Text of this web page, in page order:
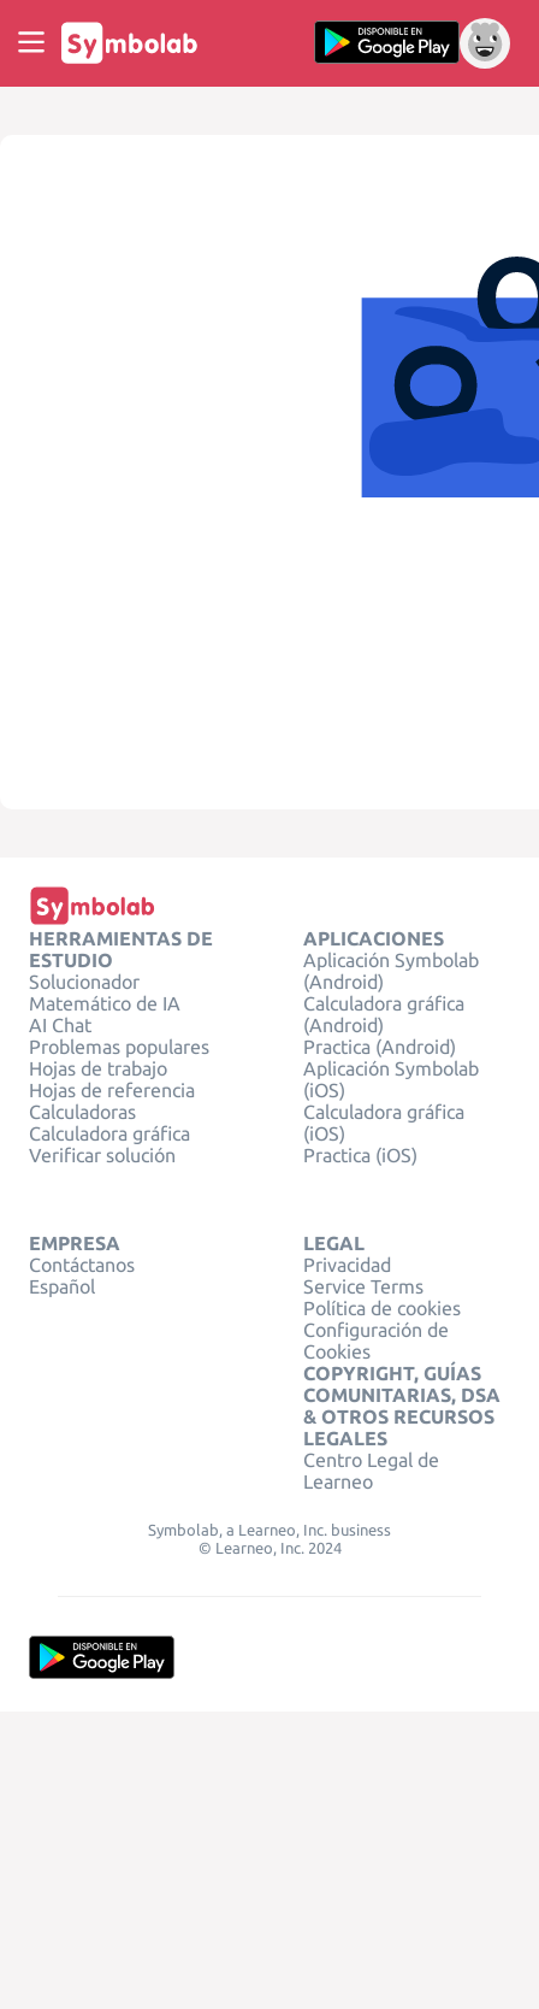
HERRAMIENTAS DE
ESTUDIO
Solucionador
Matemático de IA
AI Chat
Problemas populares
Hojas de trabajo
Hojas de referencia
Calculadoras
Calculadora gráfica
Verificar solución
APLICACIONES
Aplicación Symbolab
(Android)
Calculadora gráfica
(Android)
Practica (Android)
Aplicación Symbolab
(iOS)
Calculadora gráfica
(iOS)
Practica (iOS)
EMPRESA
Contáctanos
Español
LEGAL
Privacidad
Service Terms
Política de cookies
Configuración de
Cookies
COPYRIGHT, GUÍAS
COMUNITARIAS, DSA
& OTROS RECURSOS
LEGALES
Centro Legal de
Learneo
Symbolab, a Learneo, Inc. business
© Learneo, Inc. 2024